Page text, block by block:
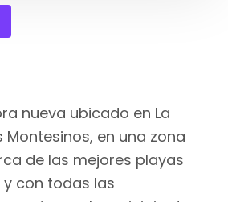
nueva ubicado en La
Montesinos, en una zona
de las mejores playas
con todas las